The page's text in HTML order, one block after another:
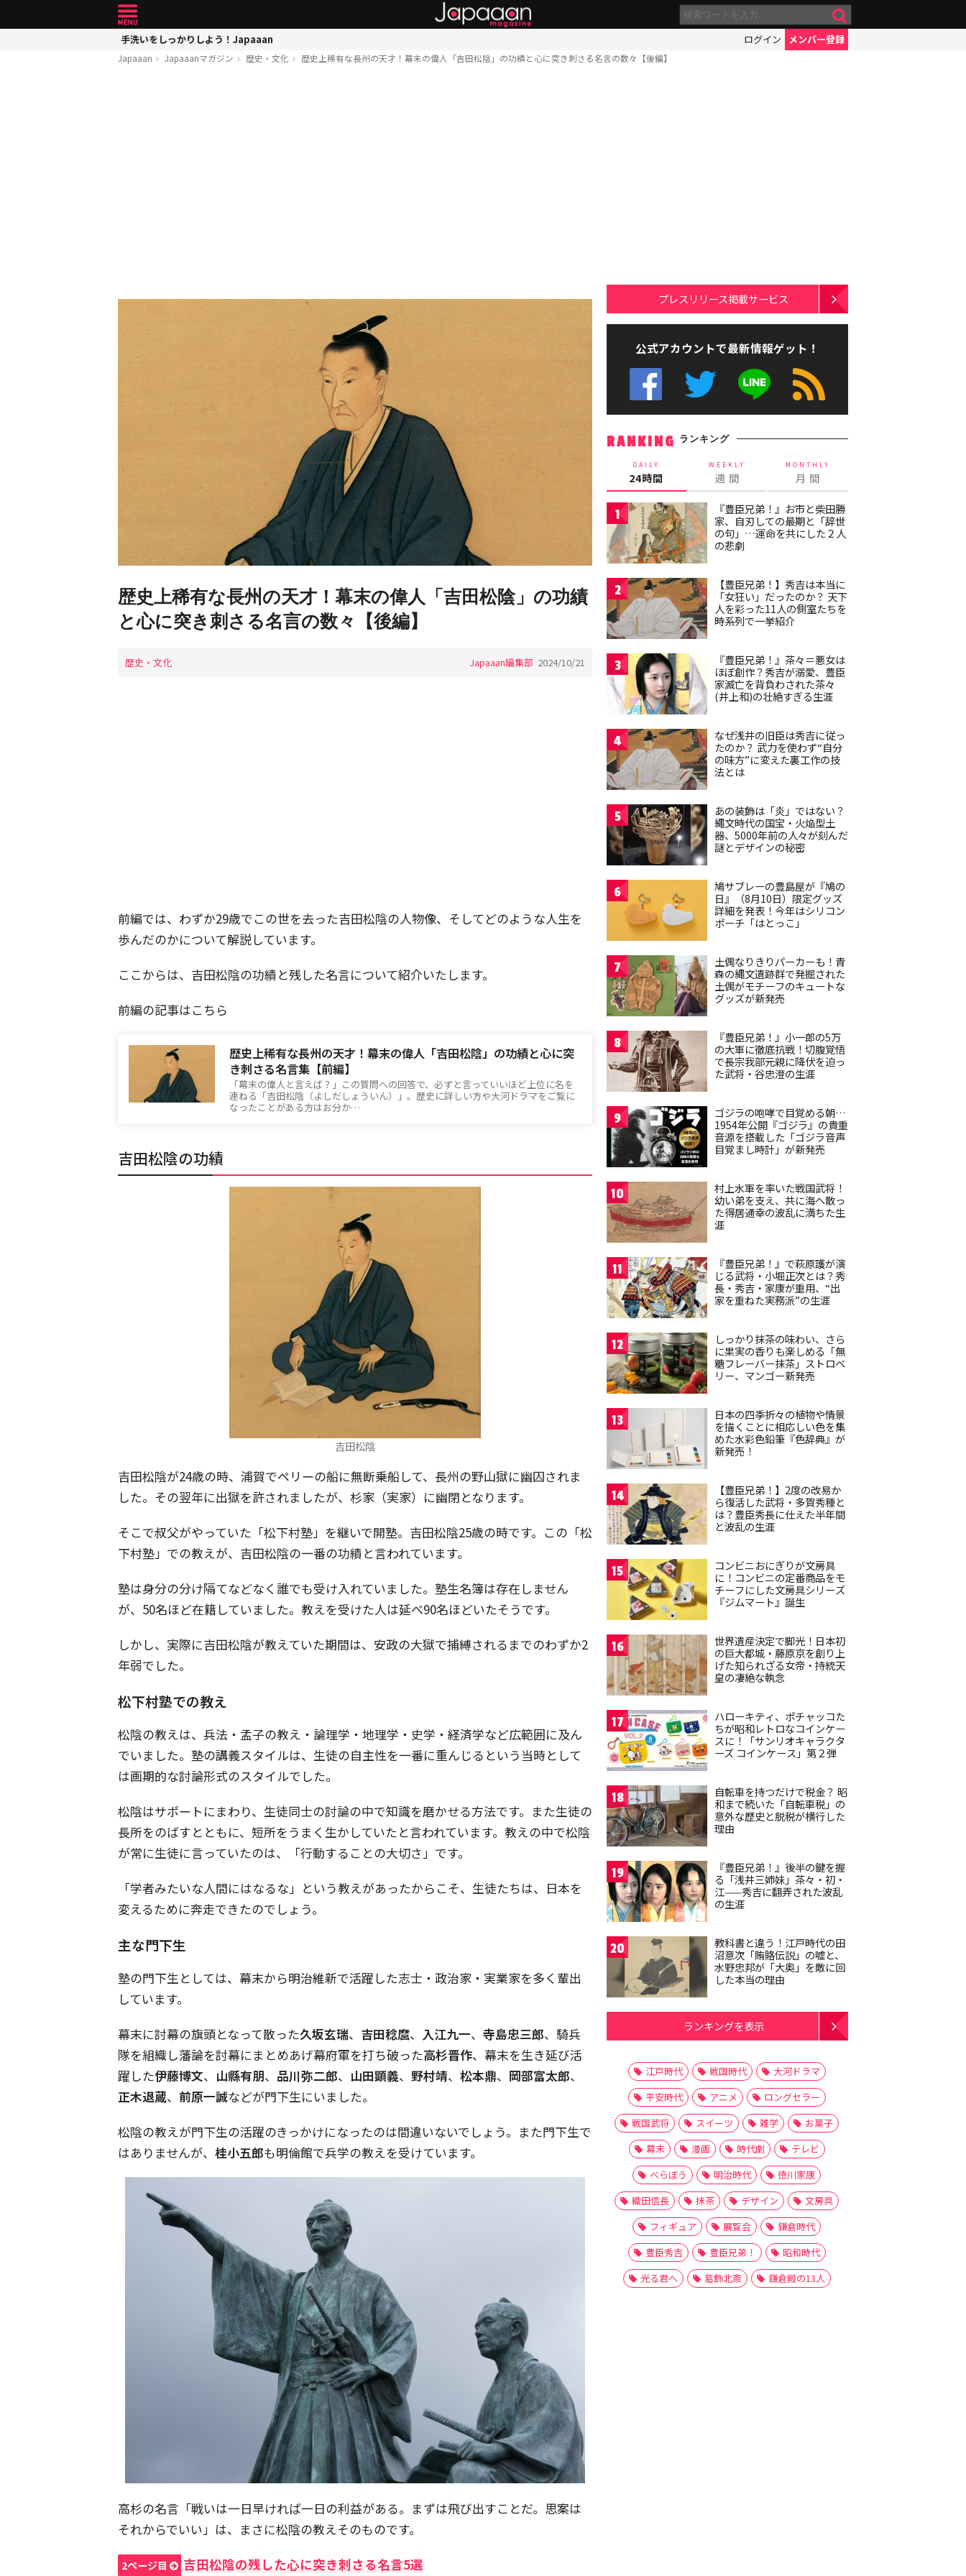
手洗いをしっかりしよう！Japaaan ログイン メンバー登録
Japaaan Japaaanマガジン 歴史・文化 歴史上稀有な長州の天才！幕末の偉人「吉田松陰」の功績と心に突き刺さる名言の数々【後編】
歴史上稀有な長州の天才！幕末の偉人「吉田松陰」の功績
と心に突き刺さる名言の数々【後編】
歴史・文化 Japaaan編集部 2024/10/21
前編では、わずか29歳でこの世を去った吉田松陰の人物像、そしてどのような人生を
歩んだのかについて解説しています。
ここからは、吉田松陰の功績と残した名言について紹介いたします。
前編の記事はこちら
歴史上稀有な長州の天才！幕末の偉人「吉田松陰」の功績と心に突
き刺さる名言集【前編】
「幕末の偉人と言えば？」この質問への回答で、必ずと言っていいほど上位に名を
連ねる「吉田松陰（よしだしょういん）」。歴史に詳しい方や大河ドラマをご覧に
なったことがある方はお分か…
吉田松陰の功績
吉田松陰
吉田松陰が24歳の時、浦賀でペリーの船に無断乗船して、長州の野山獄に幽囚されま
した。その翌年に出獄を許されましたが、杉家（実家）に幽閉となります。
そこで叔父がやっていた「松下村塾」を継いで開塾。吉田松陰25歳の時です。この「松
下村塾」での教えが、吉田松陰の一番の功績と言われています。
塾は身分の分け隔てなどなく誰でも受け入れていました。塾生名簿は存在しません
が、50名ほど在籍していました。教えを受けた人は延べ90名ほどいたそうです。
しかし、実際に吉田松陰が教えていた期間は、安政の大獄で捕縛されるまでのわずか2
年弱でした。
松下村塾での教え
松陰の教えは、兵法・孟子の教え・論理学・地理学・史学・経済学など広範囲に及ん
でいました。塾の講義スタイルは、生徒の自主性を一番に重んじるという当時として
は画期的な討論形式のスタイルでした。
松陰はサポートにまわり、生徒同士の討論の中で知識を磨かせる方法です。また生徒の
長所をのばすとともに、短所をうまく生かしていたと言われています。教えの中で松陰
が常に生徒に言っていたのは、「行動することの大切さ」です。
「学者みたいな人間にはなるな」という教えがあったからこそ、生徒たちは、日本を
変えるために奔走できたのでしょう。
主な門下生
塾の門下生としては、幕末から明治維新で活躍した志士・政治家・実業家を多く輩出
しています。
幕末に討幕の旗頭となって散った久坂玄瑞、 吉田稔麿、 入江九一、 寺島忠三郎、騎兵
隊を組織し藩論を討幕にまとめあげ幕府軍を打ち破った高杉晋作、幕末を生き延び活
躍した伊藤博文、 山縣有朋、 品川弥二郎、 山田顕義、 野村靖、 松本鼎、 岡部富太郎、
正木退蔵、 前原一誠などが門下生にいました。
松陰の教えが門下生の活躍のきっかけになったのは間違いないでしょう。また門下生で
はありませんが、 桂小五郎も明倫館で兵学の教えを受けています。
高杉の名言「戦いは一日早ければ一日の利益がある。まずは飛び出すことだ。思案は
それからでいい」は、まさに松陰の教えそのものです。
2ページ目 吉田松陰の残した心に突き刺さる名言5選
プレスリリース掲載サービス
公式アカウントで最新情報ゲット！
RANKING ランキング
DAILY
24時間
WEEKLY
週 間
MONTHLY
月 間
1
『豊臣兄弟！』お市と柴田勝
家、自刃しての最期と「辞世
の句」…運命を共にした２人
の悲劇
2
【豊臣兄弟！】秀吉は本当に
「女狂い」だったのか？ 天下
人を彩った11人の側室たちを
時系列で一挙紹介
3
『豊臣兄弟！』茶々＝悪女は
ほぼ創作？秀吉が溺愛、豊臣
家滅亡を背負わされた茶々
(井上和)の壮絶すぎる生涯
4
なぜ浅井の旧臣は秀吉に従っ
たのか？ 武力を使わず“自分
の味方”に変えた裏工作の技
法とは
5
あの装飾は「炎」ではない？
縄文時代の国宝・火焔型土
器、5000年前の人々が刻んだ
謎とデザインの秘密
6
鳩サブレーの豊島屋が『鳩の
日』（8月10日）限定グッズ
詳細を発表！今年はシリコン
ポーチ「はとっこ」
7
土偶なりきりパーカーも！青
森の縄文遺跡群で発掘された
土偶がモチーフのキュートな
グッズが新発売
8
『豊臣兄弟！』小一郎の5万
の大軍に徹底抗戦！切腹覚悟
で長宗我部元親に降伏を迫っ
た武将・谷忠澄の生涯
9
ゴジラの咆哮で目覚める朝…
1954年公開『ゴジラ』の貴重
音源を搭載した「ゴジラ音声
目覚まし時計」が新発売
10
村上水軍を率いた戦国武将！
幼い弟を支え、共に海へ散っ
た得居通幸の波乱に満ちた生
涯
11
『豊臣兄弟！』で萩原護が演
じる武将・小堀正次とは？秀
長・秀吉・家康が重用、“出
家を重ねた実務派”の生涯
12
しっかり抹茶の味わい、さら
に果実の香りも楽しめる「無
糖フレーバー抹茶」ストロベ
リー、マンゴー新発売
13
日本の四季折々の植物や情景
を描くことに相応しい色を集
めた水彩色鉛筆『色辞典』が
新発売！
14
【豊臣兄弟！】2度の改易か
ら復活した武将・多賀秀種と
は？豊臣秀長に仕えた半年間
と波乱の生涯
15
コンビニおにぎりが文房具
に！コンビニの定番商品をモ
チーフにした文房具シリーズ
『ジムマート』誕生
16
世界遺産決定で脚光！日本初
の巨大都城・藤原京を創り上
げた知られざる女帝・持統天
皇の凄絶な執念
17
ハローキティ、ポチャッコた
ちが昭和レトロなコインケー
スに！「サンリオキャラクタ
ーズ コインケース」第２弾
18
自転車を持つだけで税金？ 昭
和まで続いた「自転車税」の
意外な歴史と脱税が横行した
理由
19
『豊臣兄弟！』後半の鍵を握
る「浅井三姉妹」茶々・初・
江——秀吉に翻弄された波乱
の生涯
20
教科書と違う！江戸時代の田
沼意次「賄賂伝説」の嘘と、
水野忠邦が「大奥」を敵に回
した本当の理由
ランキングを表示
江戸時代 戦国時代
大河ドラマ
平安時代
アニメ
ロングセラー
戦国武将
スイーツ 雑学
お菓子
幕末
漫画 時代劇
テレビ
べらぼう
明治時代
徳川家康
織田信長
抹茶 デザイン
文房具
フィギュア
展覧会
鎌倉時代
豊臣秀吉
豊臣兄弟！
昭和時代
光る君へ
葛飾北斎 鎌倉殿の13人